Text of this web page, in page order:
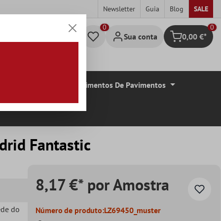
Newsletter Guia Blog SALE
Sua conta Carrinho de
0
0,00 €*
Revestimentos De Pavimentos
Fantastic
do
8,17 €* por Amostra
Número de produto:LZ69450_muster